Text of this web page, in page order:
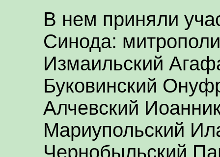
В нем приняли
Синода:
Измаильский
Буковинский
Алчевский
Мариупольский
Чернобыльский